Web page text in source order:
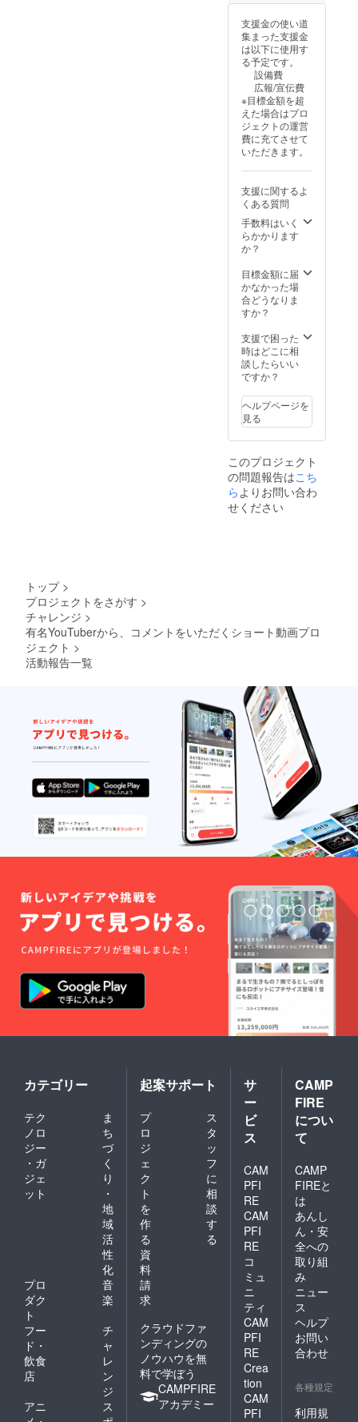
支援金の使い道
集まった支援金
は以下に使用す
る予定です。
設備費
広報/宣伝費
※目標金額を超
えた場合はプロ
ジェクトの運営
費に充てさせて
いただきます。
支援に関するよ
くある質問
手数料はいく
らかかります
か？
目標金額に届
かなかった場
合どうなりま
すか？
支援で困った
時はどこに相
談したらいい
ですか？
ヘルプページを
見る
このプロジェクト
の問題報告はこち
ら よりお問い合わ
せください
トップ >
プロジェクトをさがす >
チャレンジ >
有名YouTuberから、コメントをいただくショート動画プロ
ジェクト >
活動報告一覧
カテゴリー
テク
ノロ
ジー
・ガ
ジェ
ット
ま
ち
づ
く
り
・
地
域
活
性
化
プロ
ダク
ト
音
楽
フー
ド・
飲食
店
チ
ャ
レ
ン
ジ
アニ
ス
起案サポート
プ
ロ
ジ
ェ
ク
ト
を
作
る
ス
タ
ッ
フ
に
相
談
す
る
資
料
請
求
クラウドファ
ンディングの
ノウハウを無
料で学ぼう
CAMPFIRE
アカデミー
サ
ー
ビ
ス
CAM
PFI
RE
CAM
PFI
RE
コ
ミュ
ニ
ティ
CAM
PFI
RE
Crea
tion
CAM
PFI
CAMP
FIRE
につい
て
CAMP
FIREと
は
あんし
ん・安
全への
取り組
み
ニュー
ス
ヘルプ
お問い
合わせ
各種規定
利用規